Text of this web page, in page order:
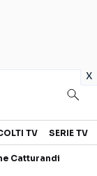
x
TV SERIE TV
Catturandi